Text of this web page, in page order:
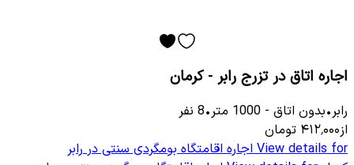
اجاره اتاق در تزرج رابر - کرمان
رابر•بدون اتاق -
1000 متر•
8 نفر
از۴۱۲٬۰۰۰ تومان
View details for اجاره اقامتگاه بومگردی سنتی در رابر